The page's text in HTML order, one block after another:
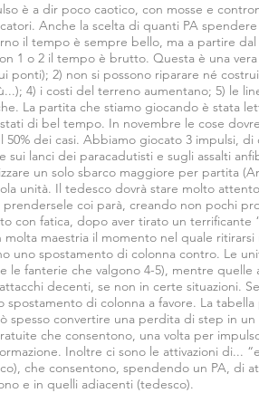
è a dir poco caotico, con mosse e
Anche la scelta di quanti PA
il tempo è sempre bello, ma a partire
1 o 2 il tempo è brutto. Questa è una
ponti); 2) non si possono riparare né
4) i costi del terreno aumentano; 5) le
La partita che stiamo giocando è stata
di bel tempo. In novembre le cose
dei casi. Abbiamo giocato 3 impulsi,
sui lanci dei paracadutisti e sugli assalti
un solo sbarco maggiore per partita
unità. Il tedesco dovrà stare molto
prendersele coi parà, creando non pochi
con fatica, dopo aver tirato un terrificante
maestria il momento nel quale
uno spostamento di colonna contro. Le
le fanterie che valgono 4-5), mentre
decenti, se non in certe situazioni.
spostamento di colonna a favore. La
spesso convertire una perdita di step in
che consentono, una volta per
Inoltre ci sono le attivazioni di...
che consentono, spendendo un PA, di
e in quelli adiacenti (tedesco).